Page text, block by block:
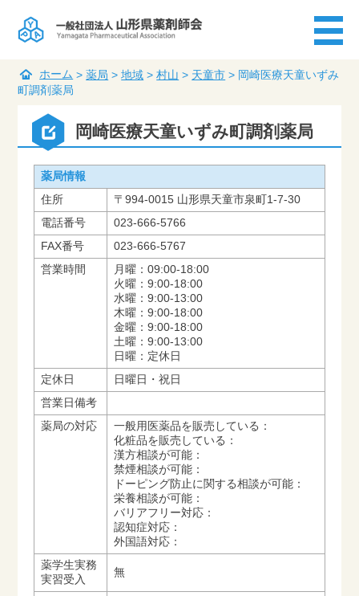
ホーム >薬局 >地域 >村山 > 天童市 > 岡崎医療天童いずみ
町調剤薬局
岡崎医療天童いずみ町調剤薬局
薬局情報
住所
〒994-0015 山形県天童市泉町1-7-30
電話番号
023-666-5766
FAX番号
023-666-5767
営業時間
月曜：09:00-18:00
火曜：9:00-18:00
水曜：9:00-13:00
木曜：9:00-18:00
金曜：9:00-18:00
土曜：9:00-13:00
日曜：定休日
定休日
日曜日・祝日
営業日備考
薬局の対応
一般用医薬品を販売している：
化粧品を販売している：
漢方相談が可能：
禁煙相談が可能：
ドーピング防止に関する相談が可能：
栄養相談が可能：
バリアフリー対応：
認知症対応：
外国語対応：
薬学生実務
実習受入
無